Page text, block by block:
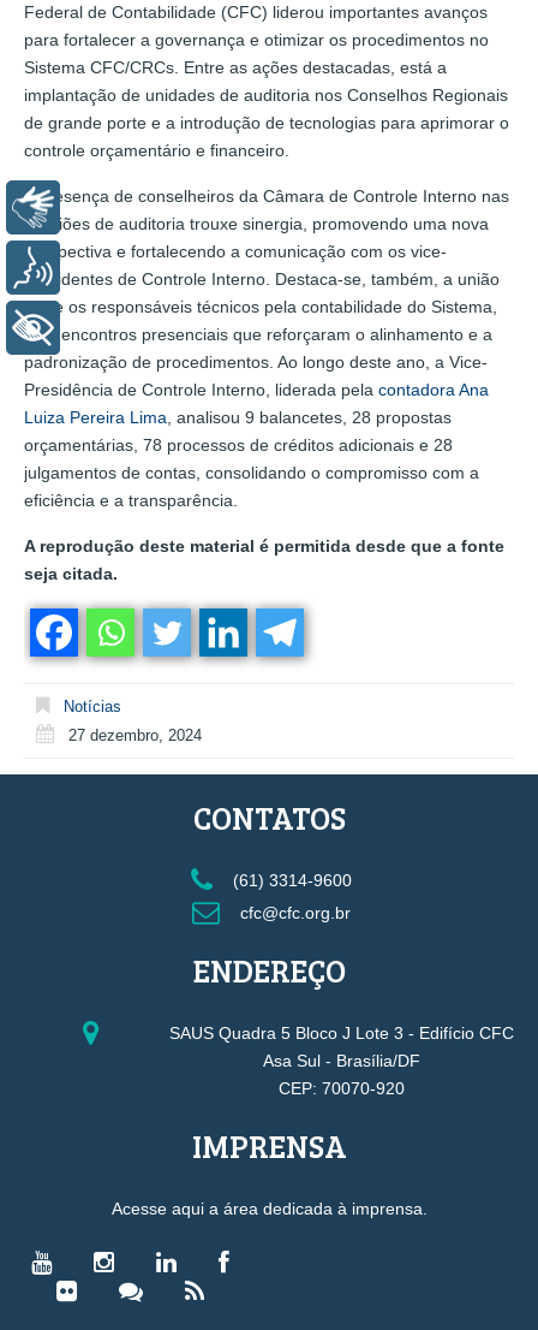
Federal de Contabilidade (CFC) liderou importantes avanços
para fortalecer a governança e otimizar os procedimentos no
Sistema CFC/CRCs. Entre as ações destacadas, está a
implantação de unidades de auditoria nos Conselhos Regionais
de grande porte e a introdução de tecnologias para aprimorar o
controle orçamentário e financeiro.
A presença de conselheiros da Câmara de Controle Interno nas
reuniões de auditoria trouxe sinergia, promovendo uma nova
perspectiva e fortalecendo a comunicação com os vice-
presidentes de Controle Interno. Destaca-se, também, a união
entre os responsáveis técnicos pela contabilidade do Sistema,
com encontros presenciais que reforçaram o alinhamento e a
padronização de procedimentos. Ao longo deste ano, a Vice-
Presidência de Controle Interno, liderada pela contadora Ana
Luiza Pereira Lima , analisou 9 balancetes, 28 propostas
orçamentárias, 78 processos de créditos adicionais e 28
julgamentos de contas, consolidando o compromisso com a
eficiência e a transparência.
A reprodução deste material é permitida desde que a fonte
seja citada.
Notícias
27 dezembro, 2024
CONTATOS
(61) 3314-9600
cfc@cfc.org.br
ENDEREÇO
SAUS Quadra 5 Bloco J Lote 3 - Edifício CFC
Asa Sul - Brasília/DF
CEP: 70070-920
IMPRENSA
Acesse aqui a área dedicada à imprensa.
Libras
+ Acessibilidade